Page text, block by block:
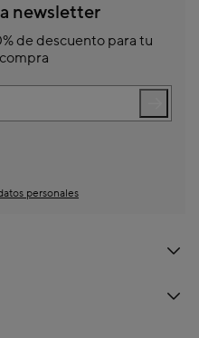
newsletter
de descuento para tu
personales